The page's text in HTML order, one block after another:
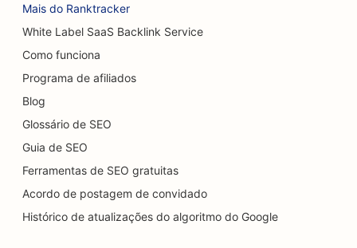
SEO para lojas de carpetes e pisos
SEO para restaurantes casuais
SEO para serviços de peeling químico
SEO para Cat Cafés
SEO para serviços de limpeza
Mais do Ranktracker
White Label SaaS Backlink Service
Como funciona
Programa de afiliados
Blog
Glossário de SEO
Guia de SEO
Ferramentas de SEO gratuitas
Acordo de postagem de convidado
Histórico de atualizações do algoritmo do Google